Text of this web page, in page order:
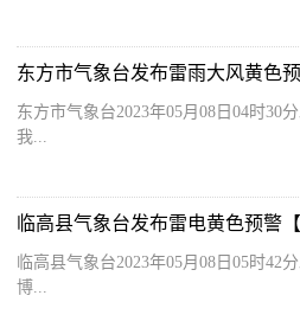
东方市气象台2023年05月08日04时30
我...
临高县气象台2023年05月08日05时42
博...